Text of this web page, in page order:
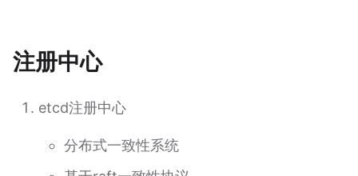
注册中心
etcd注册中心
分布式一致性系统